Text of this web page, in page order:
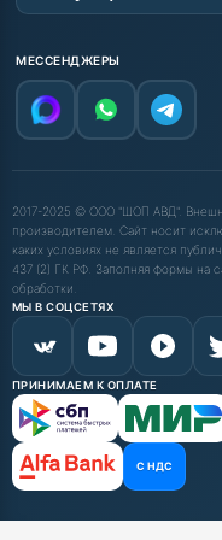
МЕССЕНДЖЕРЫ
2017-2025 © ООО "ШОП АВД".
производителем. Сайт носит
каких условиях не является
437 (2) ГК РФ. Заполняя формы на
обработки.
МЫ В СОЦСЕТЯХ
ПРИНИМАЕМ К ОПЛАТЕ
С НДС